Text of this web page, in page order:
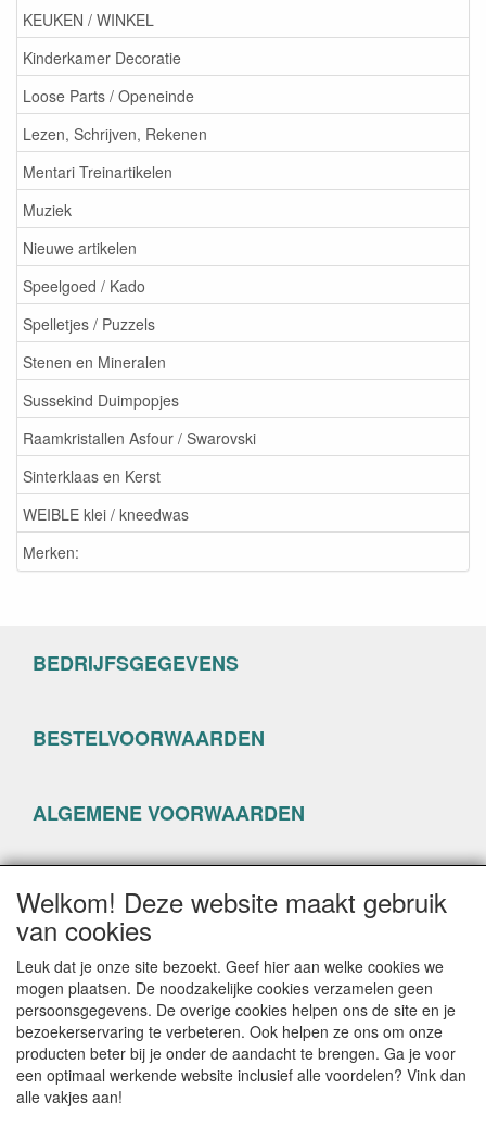
KEUKEN / WINKEL
Kinderkamer Decoratie
Loose Parts / Openeinde
Lezen, Schrijven, Rekenen
Mentari Treinartikelen
Muziek
Nieuwe artikelen
Speelgoed / Kado
Spelletjes / Puzzels
Stenen en Mineralen
Sussekind Duimpopjes
Raamkristallen Asfour / Swarovski
Sinterklaas en Kerst
WEIBLE klei / kneedwas
Merken:
BEDRIJFSGEGEVENS
BESTELVOORWAARDEN
ALGEMENE VOORWAARDEN
PRIVACYVERKLARING
CONTACTGEGEVENS
www.happyseven.nl
Hogenhof 13-15
3861 CG Nijkerk
Welkom! Deze website maakt gebruik
van cookies
Leuk dat je onze site bezoekt. Geef hier aan welke cookies we
mogen plaatsen. De noodzakelijke cookies verzamelen geen
persoonsgegevens. De overige cookies helpen ons de site en je
bezoekerservaring te verbeteren. Ook helpen ze ons om onze
producten beter bij je onder de aandacht te brengen. Ga je voor
een optimaal werkende website inclusief alle voordelen? Vink dan
alle vakjes aan!